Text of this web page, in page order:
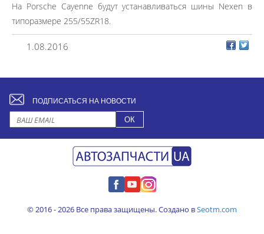
На Porsche Cayenne будут устанавливаться шины Nexen в
типоразмере 255/55ZR18.
1.08.2016
ПОДПИСАТЬСЯ НА НОВОСТИ
© 2016 - 2026 Все права защищены. Создано вSeotm.com